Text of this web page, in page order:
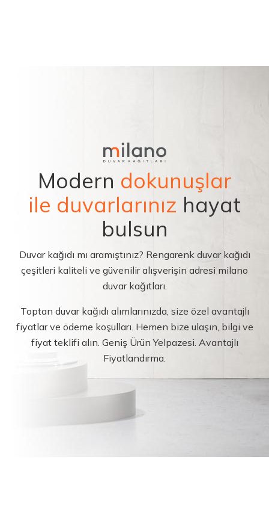
Modern dokunuşlar
ile duvarlarınız hayat
bulsun
Duvar kağıdı mı aramıştınız? Rengarenk duvar kağıdı
çeşitleri kaliteli ve güvenilir alışverişin adresi milano
duvar kağıtları.
Toptan duvar kağıdı alımlarınızda, size özel avantajlı
fiyatlar ve ödeme koşulları. Hemen bize ulaşın, bilgi ve
fiyat teklifi alın. Geniş Ürün Yelpazesi. Avantajlı
Fiyatlandırma.